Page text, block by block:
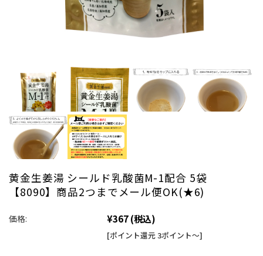
黄金生姜湯 シールド乳酸菌M-1配合 5袋
【8090】商品2つまでメール便OK(★6)
価格: ¥367(税込)
[ポイント還元 3ポイント～]